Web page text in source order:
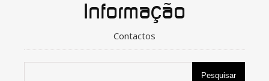
Informação
Contactos
Pesquisar